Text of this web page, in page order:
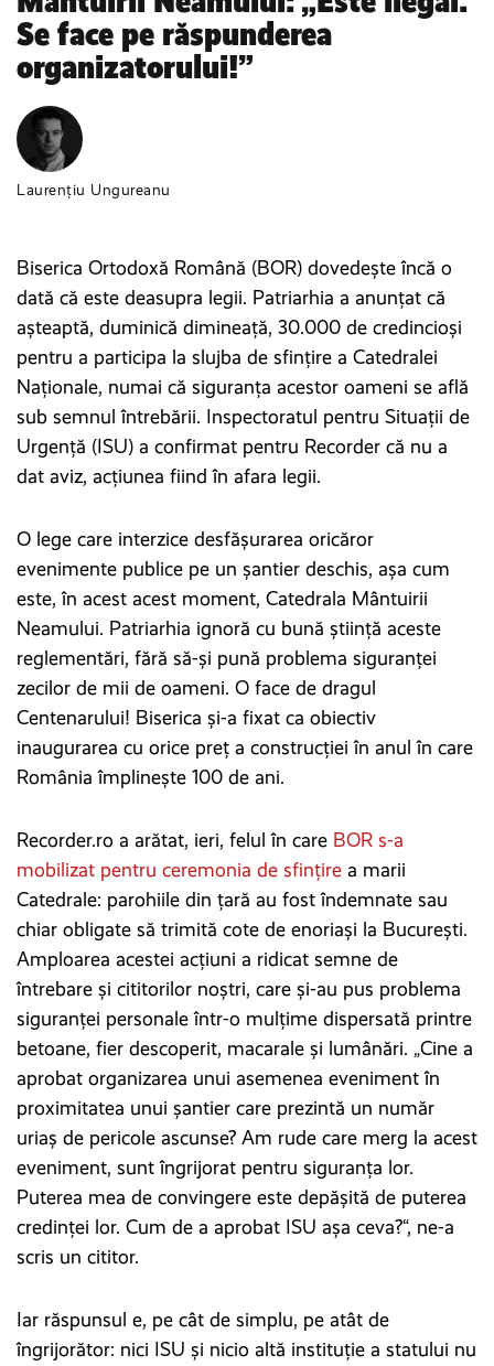
Se face pe răspunderea
organizatorului!”
Laurențiu Ungureanu
Biserica Ortodoxă Română (BOR) dovedeşte încă o
dată că este deasupra legii. Patriarhia a anunţat că
aşteaptă, duminică dimineaţă, 30.000 de credincioşi
pentru a participa la slujba de sfinţire a Catedralei
Naţionale, numai că siguranța acestor oameni se află
sub semnul întrebării. Inspectoratul pentru Situații de
Urgență (ISU) a confirmat pentru Recorder că nu a
dat aviz, acțiunea fiind în afara legii.
O lege care interzice desfăşurarea oricăror
evenimente publice pe un şantier deschis, aşa cum
este, în acest acest moment, Catedrala Mântuirii
Neamului. Patriarhia ignoră cu bună ştiinţă aceste
reglementări, fără să-și pună problema siguranței
zecilor de mii de oameni. O face de dragul
Centenarului! Biserica și-a fixat ca obiectiv
inaugurarea cu orice preț a construcției în anul în care
România împlinește 100 de ani.
Recorder.ro a arătat, ieri, felul în care BOR s-a
mobilizat pentru ceremonia de sfinţire a marii
Catedrale: parohiile din ţară au fost îndemnate sau
chiar obligate să trimită cote de enoriaşi la Bucureşti.
Amploarea acestei acţiuni a ridicat semne de
întrebare şi cititorilor noştri, care şi-au pus problema
siguranţei personale într-o mulţime dispersată printre
betoane, fier descoperit, macarale şi lumânări. „Cine a
aprobat organizarea unui asemenea eveniment în
proximitatea unui șantier care prezintă un număr
uriaș de pericole ascunse? Am rude care merg la acest
eveniment, sunt îngrijorat pentru siguranța lor.
Puterea mea de convingere este depășită de puterea
credinței lor. Cum de a aprobat ISU așa ceva?“, ne-a
scris un cititor.
Iar răspunsul e, pe cât de simplu, pe atât de
îngrijorător: nici ISU și nicio altă instituţie a statului nu